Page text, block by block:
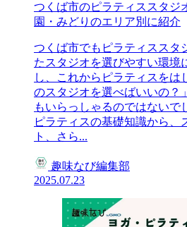
つくば市のピラティススタジ
園・みどりのエリア別に紹介
つくば市でもピラティススタ
たスタジオを選びやすい環境
し、これからピラティスをは
のスタジオを選べばいいの？
もいらっしゃるのではないで
ピラティスの基礎知識から、
ト、さら...
趣味なび編集部
2025.07.23